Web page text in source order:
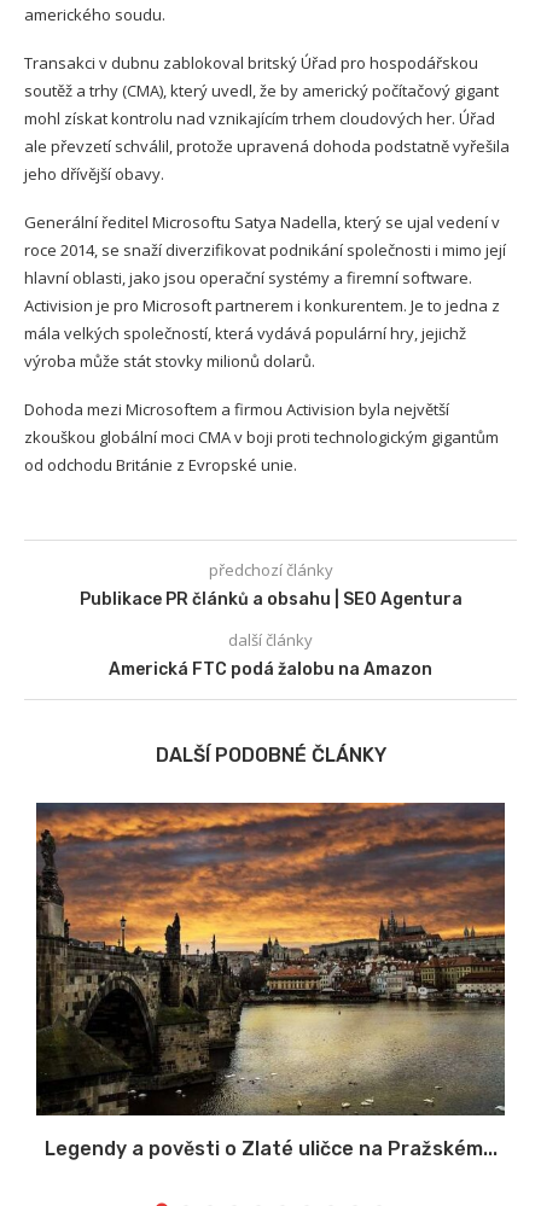
amerického soudu.
Transakci v dubnu zablokoval britský Úřad pro hospodářskou
soutěž a trhy (CMA), který uvedl, že by americký počítačový gigant
mohl získat kontrolu nad vznikajícím trhem cloudových her. Úřad
ale převzetí schválil, protože upravená dohoda podstatně vyřešila
jeho dřívější obavy.
Generální ředitel Microsoftu Satya Nadella, který se ujal vedení v
roce 2014, se snaží diverzifikovat podnikání společnosti i mimo její
hlavní oblasti, jako jsou operační systémy a firemní software.
Activision je pro Microsoft partnerem i konkurentem. Je to jedna z
mála velkých společností, která vydává populární hry, jejichž
výroba může stát stovky milionů dolarů.
Dohoda mezi Microsoftem a firmou Activision byla největší
zkouškou globální moci CMA v boji proti technologickým gigantům
od odchodu Británie z Evropské unie.
předchozí články
Publikace PR článků a obsahu | SEO Agentura
další články
Americká FTC podá žalobu na Amazon
DALŠÍ PODOBNÉ ČLÁNKY
Legendy a pověsti o Zlaté uličce na Pražském...